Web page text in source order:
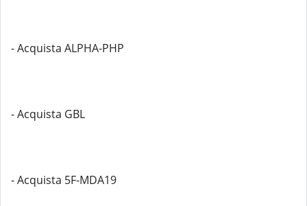
- Acquista ALPHA-PHP
- Acquista GBL
- Acquista 5F-MDA19